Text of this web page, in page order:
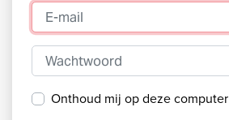
E-mail
Wachtwoord
Onthoud mij op deze computer